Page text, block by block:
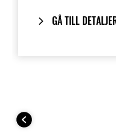
till fast hyttkit
GÅ TILL